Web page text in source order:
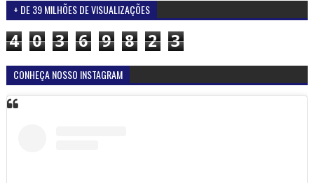
+ DE 39 MILHÕES DE VISUALIZAÇÕES
4 0 3 6 9 8 2 3
CONHEÇA NOSSO INSTAGRAM